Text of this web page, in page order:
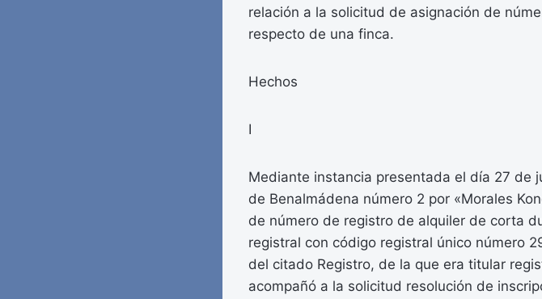
relación a la solicitud de asignación de
respecto de una finca.
Hechos
I
Mediante instancia presentada el día 27 de
de Benalmádena número 2 por «Morales
de número de registro de alquiler de corta
registral con código registral único número
del citado Registro, de la que era titular
acompañó a la solicitud resolución de